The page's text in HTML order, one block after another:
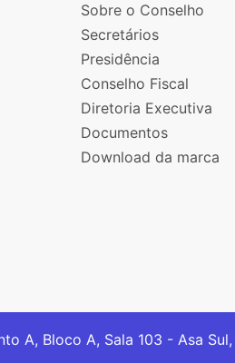
Sobre o Conselho
Secretários
Presidência
Conselho Fiscal
Diretoria Executiva
Documentos
Download da marca
A, Bloco A, Sala 103 - Asa